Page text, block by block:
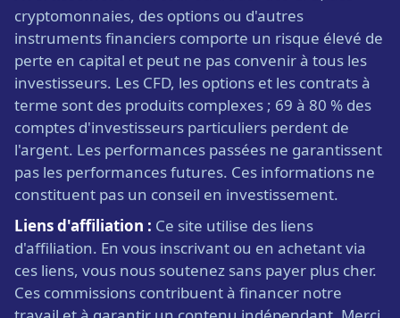
cryptomonnaies, des options ou d'autres
instruments financiers comporte un risque élevé de
perte en capital et peut ne pas convenir à tous les
investisseurs. Les CFD, les options et les contrats à
terme sont des produits complexes ; 69 à 80 % des
comptes d'investisseurs particuliers perdent de
l'argent. Les performances passées ne garantissent
pas les performances futures. Ces informations ne
constituent pas un conseil en investissement.
Liens d'affiliation : Ce site utilise des liens
d'affiliation. En vous inscrivant ou en achetant via
ces liens, vous nous soutenez sans payer plus cher.
Ces commissions contribuent à financer notre